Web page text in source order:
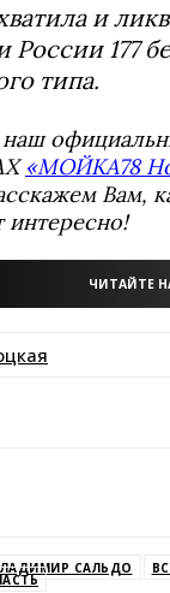
и
России 177
типа.
«МОЙКА78
Вам,
интересно!
ЧИТАЙТЕ
САЛЬДО